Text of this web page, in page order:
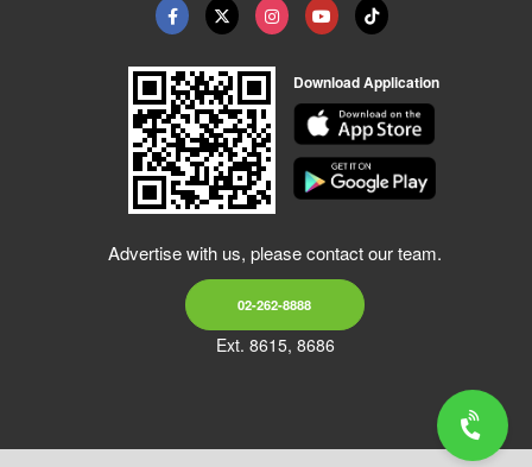
Download Application
Advertise with us, please contact our team.
02-262-8888
Ext. 8615, 8686